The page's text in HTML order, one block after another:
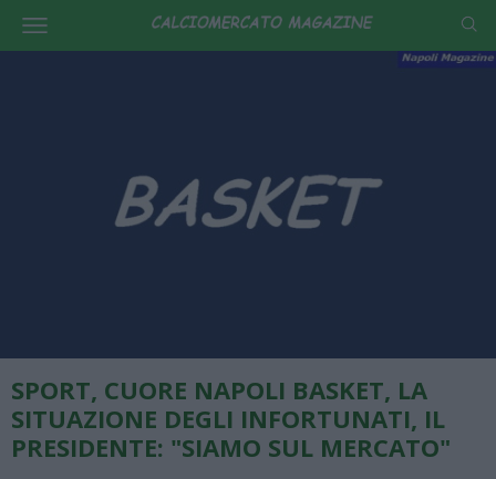
SPORT, CUORE NAPOLI BASKET, LA
SITUAZIONE DEGLI INFORTUNATI, IL
PRESIDENTE: "SIAMO SUL MERCATO"